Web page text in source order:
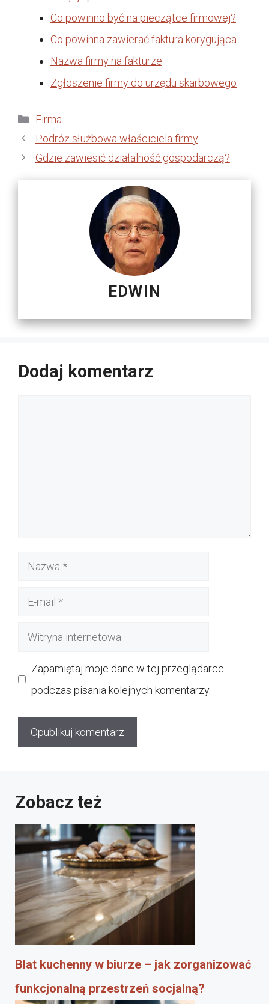
Co powinno być na pieczątce firmowej?
Co powinna zawierać faktura korygująca
Nazwa firmy na fakturze
Zgłoszenie firmy do urzędu skarbowego
Kategorie
Firma
Podróż służbowa właściciela firmy
Gdzie zawiesić działalność gospodarczą?
EDWIN
Dodaj komentarz
Nazwa
Witryna
Zapamiętaj moje dane w tej przeglądarce
podczas pisania kolejnych komentarzy.
Zobacz też
Blat kuchenny w biurze – jak zorganizować
funkcjonalną przestrzeń socjalną?